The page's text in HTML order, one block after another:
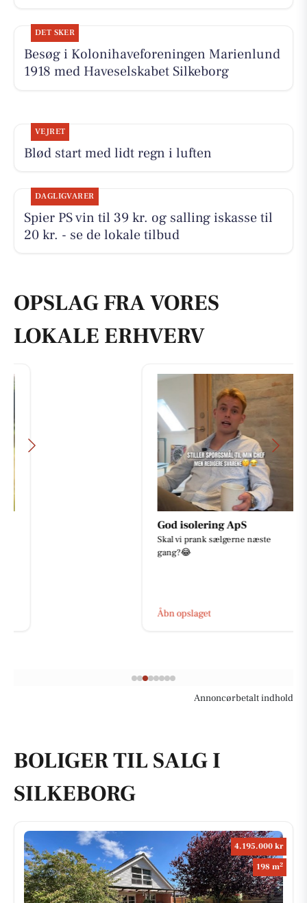
DET SKER
Besøg i Kolonihaveforeningen Marienlund
1918 med Haveselskabet Silkeborg
VEJRET
Blød start med lidt regn i luften
DAGLIGVARER
Spier PS vin til 39 kr. og salling iskasse til
20 kr. - se de lokale tilbud
OPSLAG FRA VORES
LOKALE ERHVERV
God isolering ApS
Skal vi prank sælgerne næste
Annoncørbetalt indhold
BOLIGER TIL SALG I
SILKEBORG
4.195.000 kr
198 m2